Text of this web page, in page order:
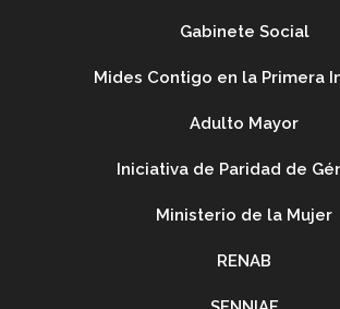
Gabinete Social
Mides Contigo en la Primera
Adulto Mayor
Iniciativa de Paridad de
Ministerio de la Mujer
RENAB